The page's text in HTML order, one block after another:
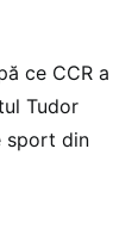
ce CCR a
Tudor
sport din